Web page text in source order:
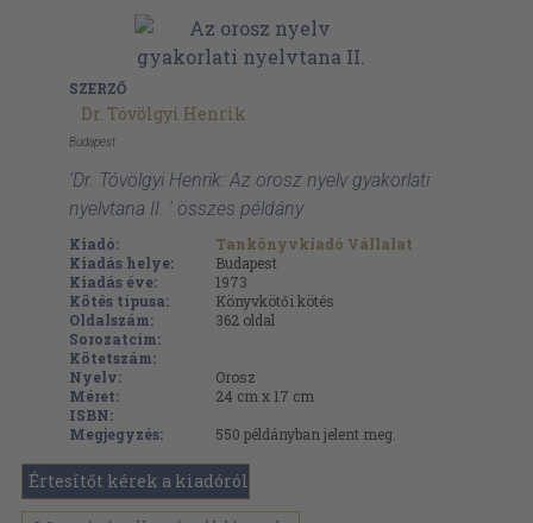
SZERZŐ
Dr. Tóvölgyi Henrik
Budapest
'Dr. Tóvölgyi Henrik: Az orosz nyelv gyakorlati
nyelvtana II. ' összes példány
Kiadó:
Tankönyvkiadó Vállalat
Kiadás helye:
Budapest
Kiadás éve:
1973
Kötés típusa:
Könyvkötői kötés
Oldalszám:
362 oldal
Sorozatcím:
Kötetszám:
Nyelv:
Orosz
Méret:
24 cm x 17 cm
ISBN:
Megjegyzés:
550 példányban jelent meg.
Értesítőt kérek a kiadóról